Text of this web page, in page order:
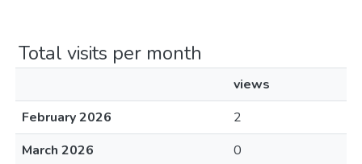
Total visits per month
views
February 2026
2
March 2026
0